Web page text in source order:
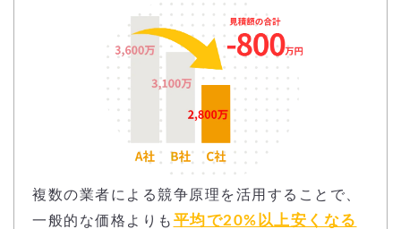
複数の業者による競争原理を活用することで、
一般的な価格よりも 平均で20%以上安くなる